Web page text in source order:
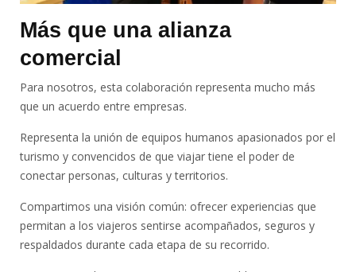
Más que una alianza
comercial
Para nosotros, esta colaboración representa mucho más
que un acuerdo entre empresas.
Representa la unión de equipos humanos apasionados por el
turismo y convencidos de que viajar tiene el poder de
conectar personas, culturas y territorios.
Compartimos una visión común: ofrecer experiencias que
permitan a los viajeros sentirse acompañados, seguros y
respaldados durante cada etapa de su recorrido.